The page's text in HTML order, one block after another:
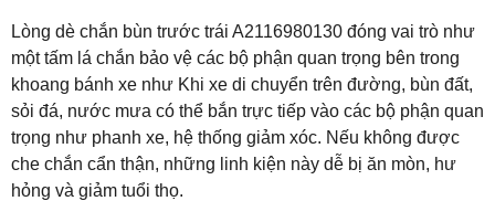
Lòng dè chắn bùn trước trái A2116980130 đóng vai trò như
một tấm lá chắn bảo vệ các bộ phận quan trọng bên trong
khoang bánh xe như Khi xe di chuyển trên đường, bùn đất,
sỏi đá, nước mưa có thể bắn trực tiếp vào các bộ phận quan
trọng như phanh xe, hệ thống giảm xóc. Nếu không được
che chắn cẩn thận, những linh kiện này dễ bị ăn mòn, hư
hỏng và giảm tuổi thọ.